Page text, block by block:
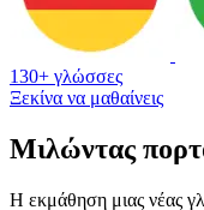
130+ γλώσσες
Ξεκίνα να μαθαίνεις
Μιλώντας
Η εκμάθηση μιας νέας